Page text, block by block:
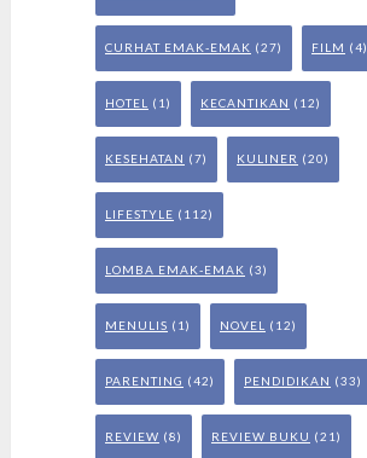
CURHAT EMAK-EMAK (27) FILM (4)
HOTEL (1) KECANTIKAN (12)
KESEHATAN (7) KULINER (20)
LIFESTYLE (112)
LOMBA EMAK-EMAK (3)
MENULIS (1) NOVEL (12)
PARENTING (42) PENDIDIKAN (33)
REVIEW (8) REVIEW BUKU (21)